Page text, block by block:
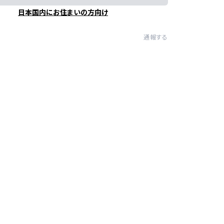
日本国内にお住まいの方向け
通報する